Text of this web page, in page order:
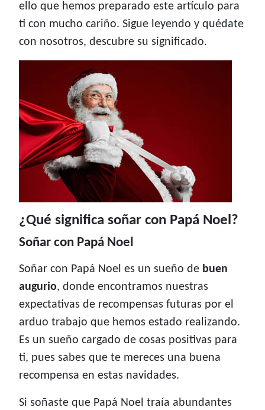
ello que hemos preparado este artículo para
ti con mucho cariño. Sigue leyendo y quédate
con nosotros, descubre su significado.
¿Qué significa soñar con Papá Noel?
Soñar con Papá Noel
Soñar con Papá Noel es un sueño de buen
augurio, donde encontramos nuestras
expectativas de recompensas futuras por el
arduo trabajo que hemos estado realizando.
Es un sueño cargado de cosas positivas para
ti, pues sabes que te mereces una buena
recompensa en estas navidades.
Si soñaste que Papá Noel traía abundantes